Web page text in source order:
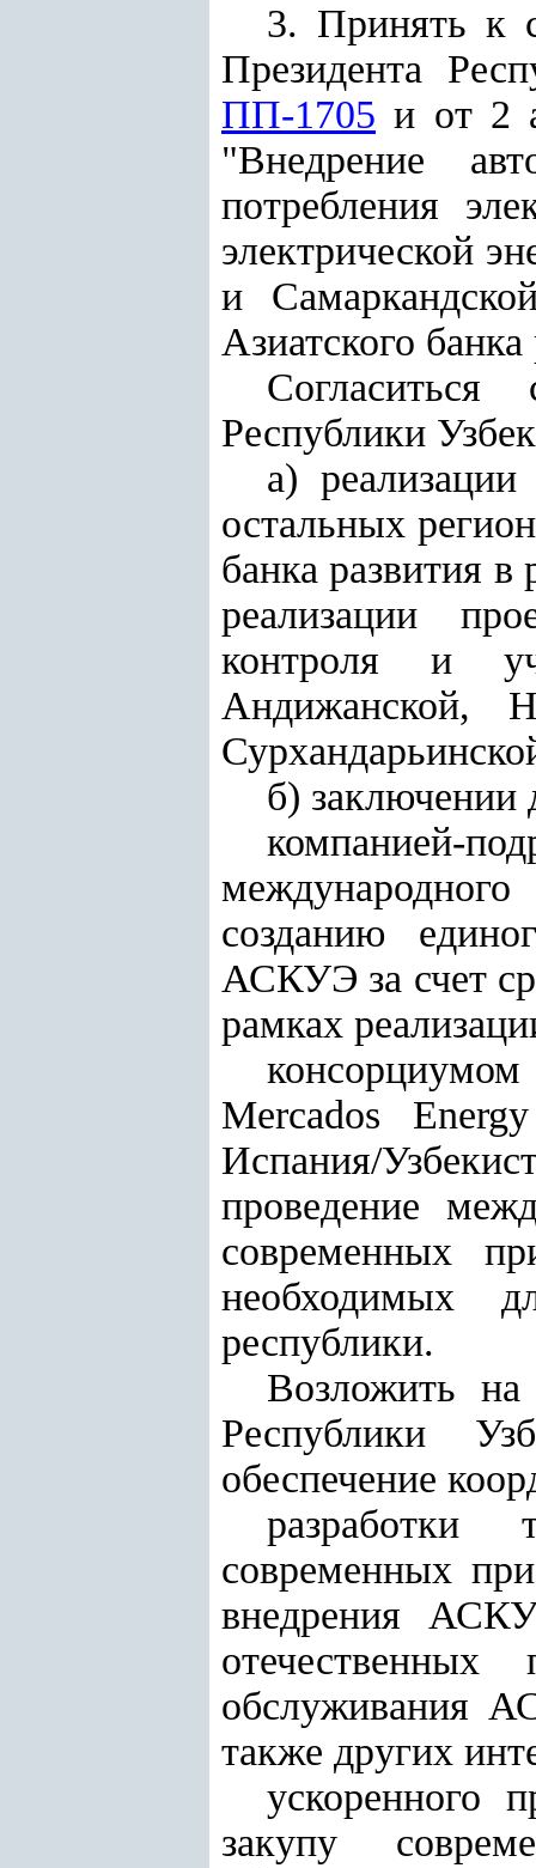
3. Принять к
Президента
ПП-1705 и от 2
"Внедрение
потребления
электрической
и
Азиатского
Согласиться
Республики
а)
остальных
банка развития
реализации
контроля и
Андижанской,
б) заключении
компанией-
созданию
АСКУЭ за счет
рамках
Mercados
Испания/
проведение
современных
необходимых
республики.
Возложить
Республики
обеспечение
разработки
современных
внедрения
отечественных
обслуживания
также других
ускоренного
закупу